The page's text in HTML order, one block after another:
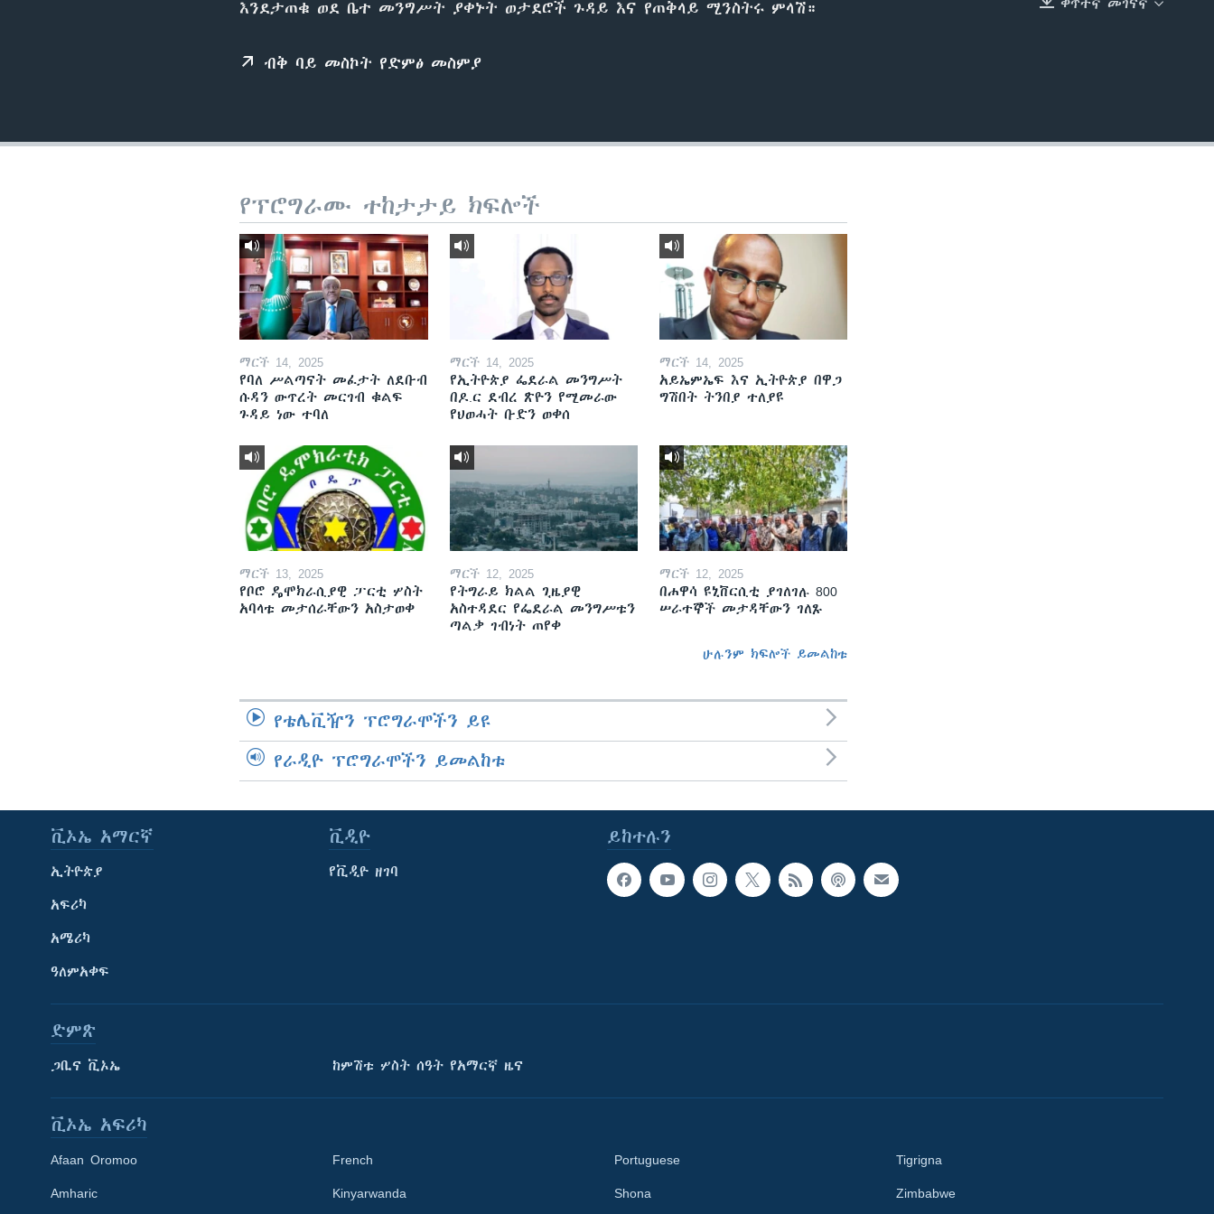
EMBED
እንደታጠቁ ወደ ቤተ መንግሥት ያቀኑት ወታደሮች ጉዳይ እና የጠቅላይ ሚንስትሩ ምላሽ።
ብቅ ባይ መስኮት የድምፅ መስምያ
የፕሮግራሙ ተከታታይ ክፍሎች
ማርች 14, 2025
የባለ ሥልጣናት መፈታት ለደቡብ
ሱዳን ውጥረት መርገብ ቁልፍ
ጉዳይ ነው ተባለ
ማርች 14, 2025
የኢትዮጵያ ፌደራል መንግሥት
በዶ.ር ደብረ ጽዮን የሚመራው
የህወሓት ቡድን ወቀሰ
ማርች 14, 2025
አይኤምኤፍ እና ኢትዮጵያ በዋጋ
ግሽበት ትንበያ ተለያዩ
ማርች 13, 2025
የቦሮ ዴሞክራሲያዊ ፓርቲ ሦስት
አባላቱ መታሰራቸውን አስታወቀ
ማርች 12, 2025
የትግራይ ክልል ጊዜያዊ
አስተዳደር የፌደራል መንግሥቱን
ጣልቃ ገብነት ጠየቀ
ማርች 12, 2025
በሐዋሳ ዩኒቨርሲቲ ያገለገሉ 800
ሠራተኞች መታዳቸውን ገለጹ
ሁሉንም ክፍሎች ይመልከቱ
የቴሌቪዥን ፕሮግራሞችን ይዩ
የራዲዮ ፕሮግራሞችን ይመልከቱ
ይከተሉን
ቪኦኤ አማርኛ
ኢትዮጵያ
አፍሪካ
አሜሪካ
ዓለምአቀፍ
ቪዲዮ
የቪዲዮ ዘገባ
ድምጽ
ጋቢና ቪኦኤ ከምሽቱ ሦስት ሰዓት የአማርኛ ዜና
ቪኦኤ አፍሪካ
Afaan Oromoo
Amharic
French
Kinyarwanda
Portuguese
Shona
Tigrigna
Zimbabwe